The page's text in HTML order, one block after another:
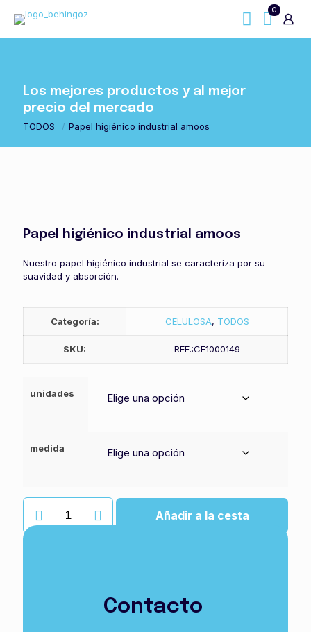
0
Los mejores productos y al mejor
precio del mercado
TODOS / Papel higiénico industrial amoos
Papel higiénico industrial amoos
Nuestro papel higiénico industrial se caracteriza por su
suavidad y absorción.
Categoría: CELULOSA, TODOS
SKU: REF.:CE1000149
unidades
medida
Papel
industrial
Añadir a la cesta
suavidad y absorción. Cuenta con distintosmetrajes.
Contacto